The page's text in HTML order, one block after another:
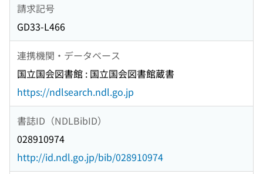
請求記号
GD33-L466
連携機関・データベース
国立国会図書館 : 国立国会図書館蔵書
https://ndlsearch.ndl.go.jp
書誌ID（NDLBibID）
028910974
http://id.ndl.go.jp/bib/028910974